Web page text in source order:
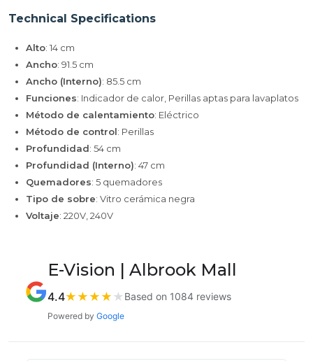
Technical Specifications
Alto: 14 cm
Ancho: 91.5 cm
Ancho (Interno): 85.5 cm
Funciones: Indicador de calor, Perillas aptas para lavaplatos
Método de calentamiento: Eléctrico
Método de control: Perillas
Profundidad: 54 cm
Profundidad (Interno): 47 cm
Quemadores: 5 quemadores
Tipo de sobre: Vitro cerámica negra
Voltaje: 220V, 240V
E-Vision | Albrook Mall
4.4★ ★ ★ ★ ★ Based on 1084 reviews
Powered by Google